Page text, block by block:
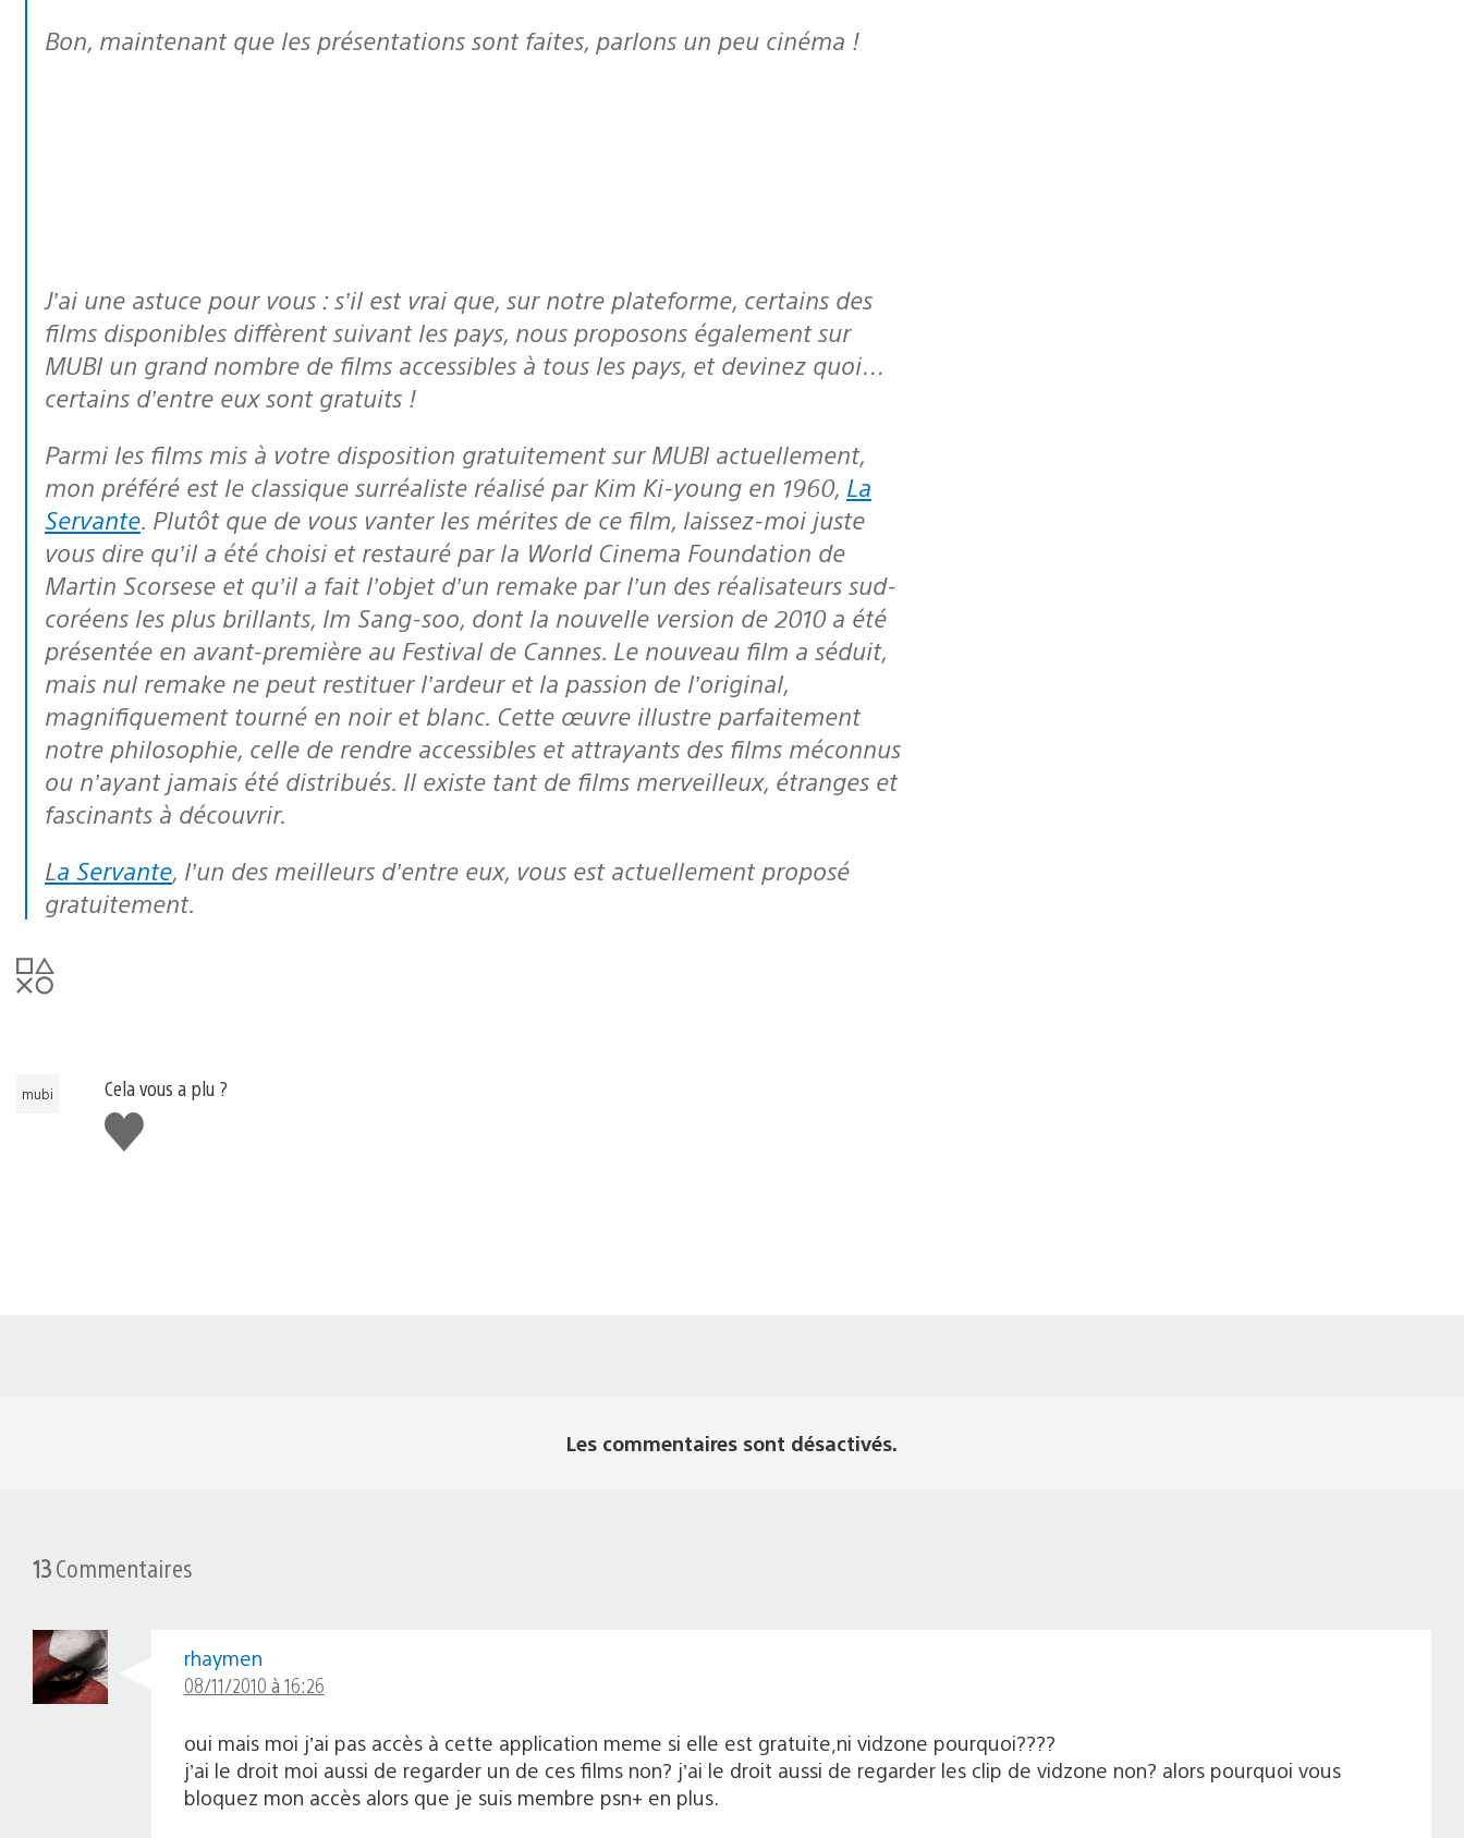
Bon, maintenant que les présentations sont faites, parlons un peu cinéma !
J’ai une astuce pour vous : s’il est vrai que, sur notre plateforme, certains des
films disponibles diffèrent suivant les pays, nous proposons également sur
MUBI un grand nombre de films accessibles à tous les pays, et devinez quoi…
certains d’entre eux sont gratuits !
Parmi les films mis à votre disposition gratuitement sur MUBI actuellement,
mon préféré est le classique surréaliste réalisé par Kim Ki-young en 1960, La
Servante. Plutôt que de vous vanter les mérites de ce film, laissez-moi juste
vous dire qu’il a été choisi et restauré par la World Cinema Foundation de
Martin Scorsese et qu’il a fait l’objet d’un remake par l’un des réalisateurs sud-
coréens les plus brillants, Im Sang-soo, dont la nouvelle version de 2010 a été
présentée en avant-première au Festival de Cannes. Le nouveau film a séduit,
mais nul remake ne peut restituer l’ardeur et la passion de l’original,
magnifiquement tourné en noir et blanc. Cette œuvre illustre parfaitement
notre philosophie, celle de rendre accessibles et attrayants des films méconnus
ou n’ayant jamais été distribués. Il existe tant de films merveilleux, étranges et
fascinants à découvrir.
La Servante, l’un des meilleurs d’entre eux, vous est actuellement proposé
gratuitement.
mubi
Cela vous a plu ?
J'aime
Les commentaires sont désactivés.
13Commentaires
rhaymen
08/11/2010 à 16:26
oui mais moi j’ai pas accès à cette application meme si elle est gratuite,ni vidzone pourquoi????
j’ai le droit moi aussi de regarder un de ces films non? j’ai le droit aussi de regarder les clip de vidzone non? alors pourquoi vous
bloquez mon accès alors que je suis membre psn+ en plus.